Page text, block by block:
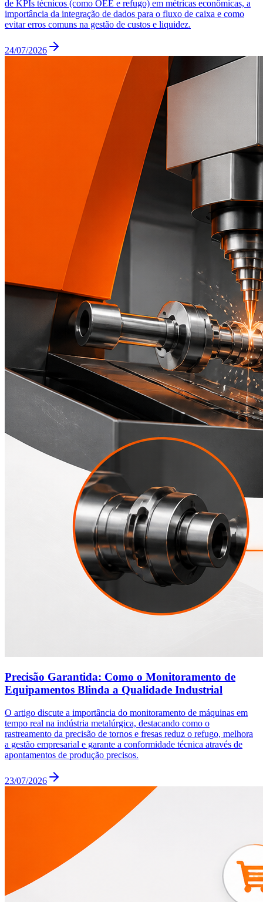
de KPIs técnicos (como OEE e refugo) em métricas econômicas, a
importância da integração de dados para o fluxo de caixa e como
evitar erros comuns na gestão de custos e liquidez.
24/07/2026
Precisão Garantida: Como o Monitoramento de
Equipamentos Blinda a Qualidade Industrial
O artigo discute a importância do monitoramento de máquinas em
tempo real na indústria metalúrgica, destacando como o
rastreamento da precisão de tornos e fresas reduz o refugo, melhora
a gestão empresarial e garante a conformidade técnica através de
apontamentos de produção precisos.
23/07/2026